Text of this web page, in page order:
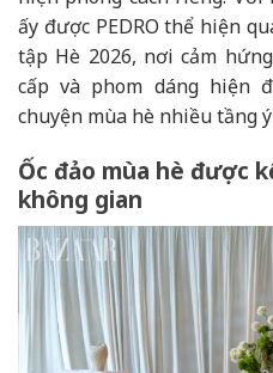
ấy được PEDRO thể hiện
tập Hè 2026, nơi cảm
cấp và phom dáng hiện
chuyện mùa hè nhiều tầng
Ốc đảo mùa hè được
không gian